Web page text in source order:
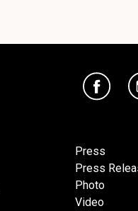
Press
Press
Photo
Video